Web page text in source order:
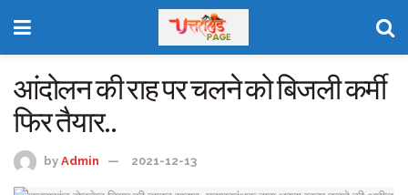
आंदोलन की राह पर चलने को बिजली कर्मी
फिर तैयार..
by Admin 2021-12-13